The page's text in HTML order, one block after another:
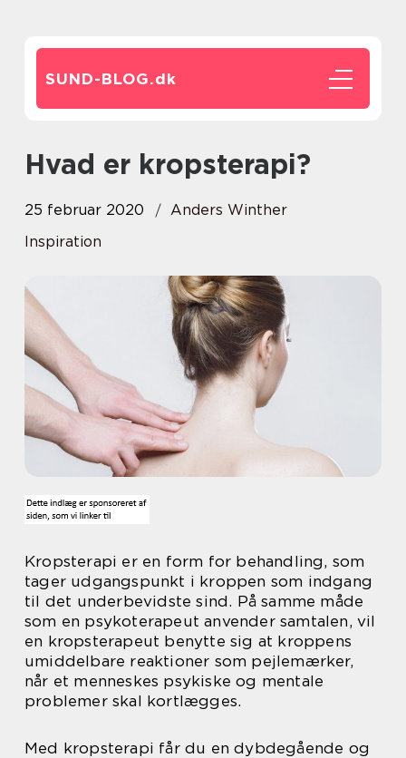
SUND-BLOG.dk
Hvad er kropsterapi?
25 februar 2020
Anders Winther
Inspiration
Kropsterapi er en form for behandling, som
tager udgangspunkt i kroppen som indgang
til det underbevidste sind. På samme måde
som en psykoterapeut anvender samtalen, vil
en kropsterapeut benytte sig at kroppens
umiddelbare reaktioner som pejlemærker,
når et menneskes psykiske og mentale
problemer skal kortlægges.
Med kropsterapi får du en dybdegående og